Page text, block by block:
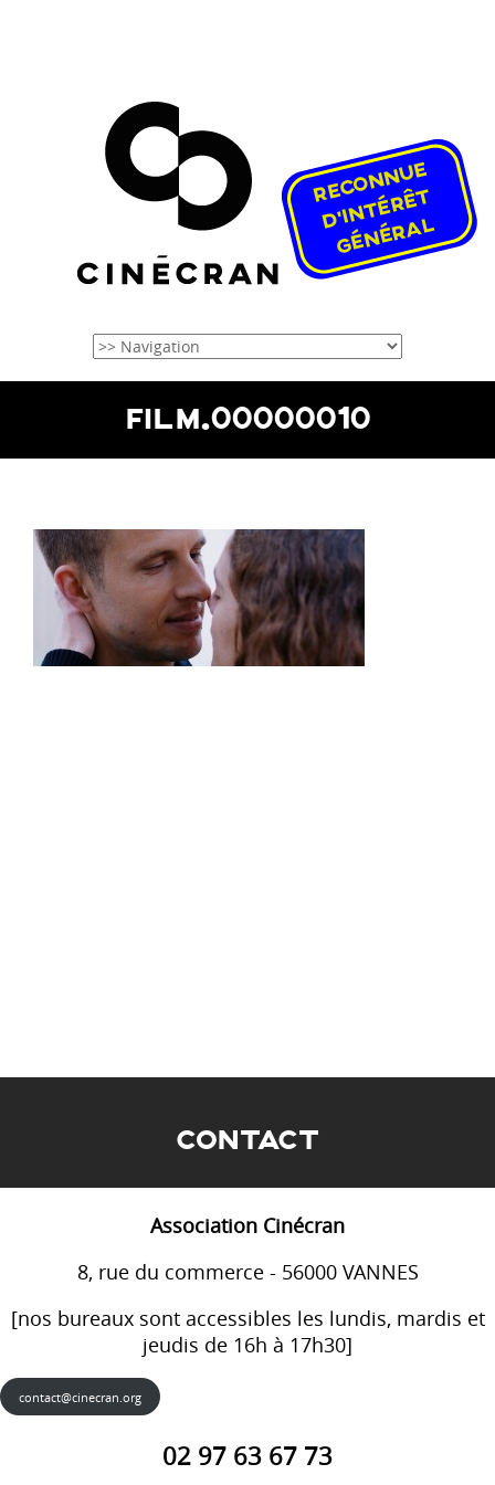
FILM.00000010
CONTACT
Association Cinécran
8, rue du commerce - 56000 VANNES
[nos bureaux sont accessibles les lundis, mardis et
jeudis de 16h à 17h30]
contact@cinecran.org
02 97 63 67 73